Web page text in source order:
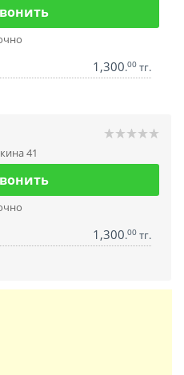
1,300.00 тг.
41
1,300.00 тг.